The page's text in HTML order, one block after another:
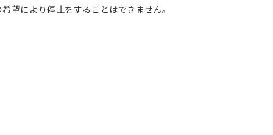
望により停止をすることはできません。